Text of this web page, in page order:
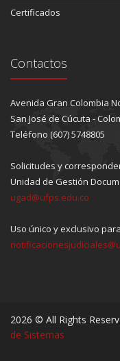
Certificados
Contactos
Avenida Gran Colombia
San José de Cúcuta -
Teléfono (607) 5748805
Solicitudes y
Unidad de Gestión
ugad@ufps.edu.co
Uso único y exclusivo
2026 © All Rights
de Sistemas